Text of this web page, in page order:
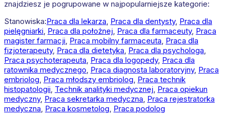
znajdziesz je pogrupowane w najpopularniejsze kategorie:
Stanowiska:Praca dla lekarza Praca dla dentysty, Praca dla
pielęgniarki Praca dla położnej Praca dla farmaceuty, Praca
magister farmacji Praca mobilny farmaceuta Praca dla
fizjoterapeuty, Praca dla dietetyka Praca dla psychologa
Praca psychoterapeuta Praca dla logopedy, Praca dla
ratownika medycznego Praca diagnosta laboratoryjny, Praca
embriolog Praca młodszy embriolog Praca technik
histopatologii Technik analityki medycznej Praca opiekun
medyczny, Praca sekretarka medyczna Praca rejestratorka
medyczna Praca kosmetolog Praca podolog